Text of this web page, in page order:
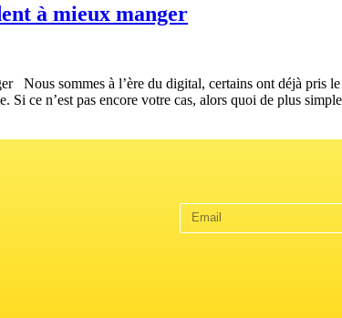
à mieux manger
Nous sommes à l’ère du digital, certains ont déjà pris
Si ce n’est pas encore votre cas, alors quoi de plus